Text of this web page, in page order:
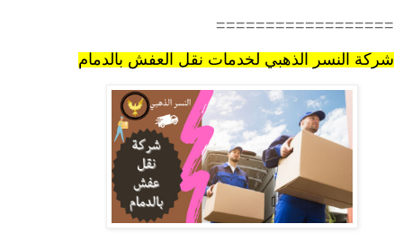
==================
شركة النسر الذهبي لخدمات نقل العفش بالدمام